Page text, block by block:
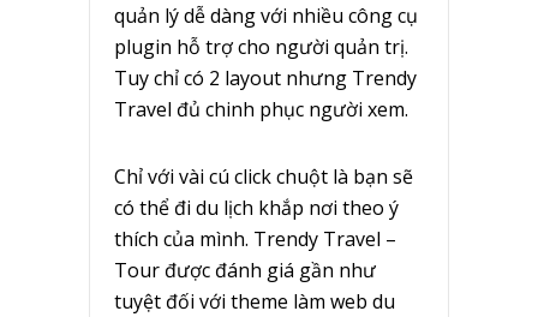
quản lý dễ dàng với nhiều công cụ
plugin hỗ trợ cho người quản trị.
Tuy chỉ có 2 layout nhưng Trendy
Travel đủ chinh phục người xem.
Chỉ với vài cú click chuột là bạn sẽ
có thể đi du lịch khắp nơi theo ý
thích của mình. Trendy Travel –
Tour được đánh giá gần như
tuyệt đối với theme làm web du